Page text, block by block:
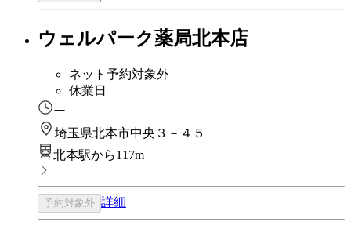
ウェルパーク薬局北本店
ネット予約対象外
休業日
ー
埼玉県北本市中央３－４５
北本駅から117m
予約対象外 詳細